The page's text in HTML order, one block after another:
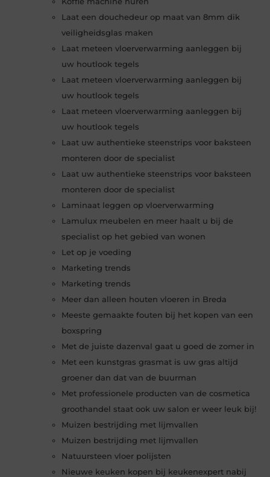
Laat een douchedeur op maat van 8mm dik
veiligheidsglas maken
Laat meteen vloerverwarming aanleggen bij
uw houtlook tegels
Laat meteen vloerverwarming aanleggen bij
uw houtlook tegels
Laat meteen vloerverwarming aanleggen bij
uw houtlook tegels
Laat uw authentieke steenstrips voor baksteen
monteren door de specialist
Laat uw authentieke steenstrips voor baksteen
monteren door de specialist
Laminaat leggen op vloerverwarming
Lamulux meubelen en meer haalt u bij de
specialist op het gebied van wonen
Let op je voeding
Marketing trends
Marketing trends
Meer dan alleen houten vloeren in Breda
Meeste gemaakte fouten bij het kopen van een
boxspring
Met de juiste dazenval gaat u goed de zomer in
Met een kunstgras grasmat is uw gras altijd
groener dan dat van de buurman
Met professionele producten van de cosmetica
groothandel staat ook uw salon er weer leuk bij!
Muizen bestrijding met lijmvallen
Muizen bestrijding met lijmvallen
Natuursteen vloer polijsten
Nieuwe keuken kopen bij keukenexpert nabij